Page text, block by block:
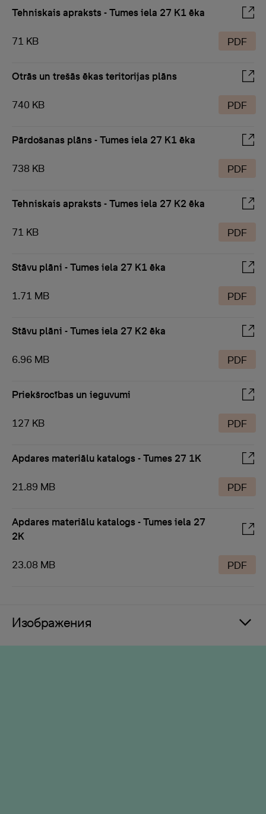
Tehniskais apraksts - Tumes iela 27 K1 ēka
71 KB PDF
Otrās un trešās ēkas teritorijas plāns
740 KB PDF
Pārdošanas plāns - Tumes iela 27 K1 ēka
738 KB PDF
Tehniskais apraksts - Tumes iela 27 K2 ēka
71 KB PDF
Stāvu plāni - Tumes iela 27 K1 ēka
1.71 MB PDF
Stāvu plāni - Tumes iela 27 K2 ēka
6.96 MB PDF
Priekšrocības un ieguvumi
127 KB PDF
Apdares materiālu katalogs - Tumes 27 1K
21.89 MB PDF
Apdares materiālu katalogs - Tumes iela 27
2K
23.08 MB PDF
Изображения